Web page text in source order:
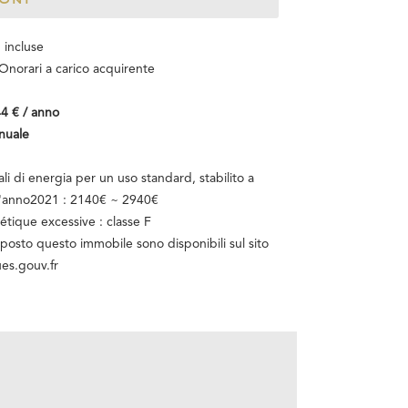
incluse
a carico acquirente
€ / anno
di energia per un uso standard, stabilito a
: 2140€ ~ 2940€
excessive : classe F
questo immobile sono disponibili sul sito